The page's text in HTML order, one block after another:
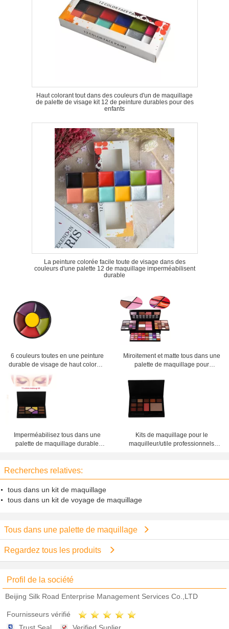
Haut colorant tout dans des couleurs d'un de maquillage
de palette de visage kit 12 de peinture durables pour des
enfants
La peinture colorée facile toute de visage dans des
couleurs d'une palette 12 de maquillage imperméabilisent
durable
6 couleurs toutes en une peinture
durable de visage de haut colorant
imperméable
Miroitement et matte tous dans une
palette de maquillage pour
Imperméabilisez tous dans une
palette de maquillage durable
Kits de maquillage pour le
maquilleur/utile professionnels
Recherches relatives:
tous dans un kit de maquillage
tous dans un kit de voyage de maquillage
Tous dans une palette de maquillage
Regardez tous les produits
Profil de la société
Beijing Silk Road Enterprise Management Services Co.,LTD
Fournisseurs vérifié